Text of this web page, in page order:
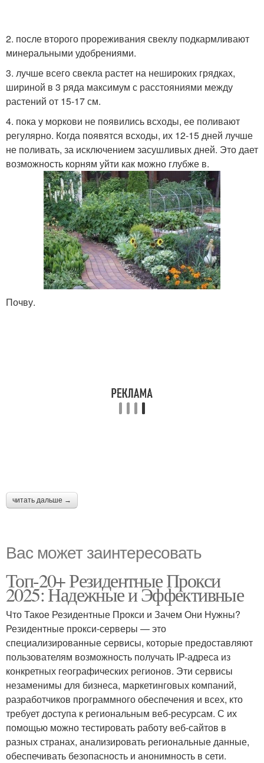
2. после второго прореживания свеклу подкармливают
минеральными удобрениями.
3. лучше всего свекла растет на нешироких грядках,
шириной в 3 ряда максимум с расстояниями между
растений от 15-17 см.
4. пока у моркови не появились всходы, ее поливают
регулярно. Когда появятся всходы, их 12-15 дней лучше
не поливать, за исключением засушливых дней. Это дает
возможность корням уйти как можно глубже в.
Почву.
читать дальше →
Вас может заинтересовать
Топ-20+ Резидентные Прокси
2025: Надежные и Эффективные
Что Такое Резидентные Прокси и Зачем Они Нужны?
Резидентные прокси-серверы — это
специализированные сервисы, которые предоставляют
пользователям возможность получать IP-адреса из
конкретных географических регионов. Эти сервисы
незаменимы для бизнеса, маркетинговых компаний,
разработчиков программного обеспечения и всех, кто
требует доступа к региональным веб-ресурсам. С их
помощью можно тестировать работу веб-сайтов в
разных странах, анализировать региональные данные,
обеспечивать безопасность и анонимность в сети.